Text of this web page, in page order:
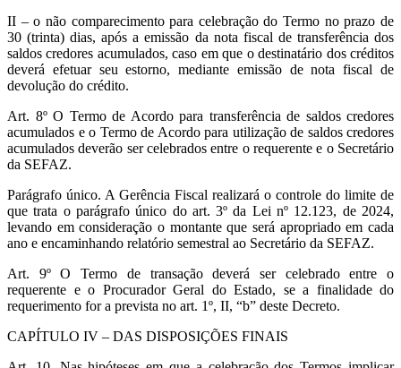
II – o não comparecimento para celebração do Termo no prazo de
30 (trinta) dias, após a emissão da nota fiscal de transferência dos
saldos credores acumulados, caso em que o destinatário dos créditos
deverá efetuar seu estorno, mediante emissão de nota fiscal de
devolução do crédito.
Art. 8º O Termo de Acordo para transferência de saldos credores
acumulados e o Termo de Acordo para utilização de saldos credores
acumulados deverão ser celebrados entre o requerente e o Secretário
da SEFAZ.
Parágrafo único. A Gerência Fiscal realizará o controle do limite de
que trata o parágrafo único do art. 3º da Lei nº 12.123, de 2024,
levando em consideração o montante que será apropriado em cada
ano e encaminhando relatório semestral ao Secretário da SEFAZ.
Art. 9º O Termo de transação deverá ser celebrado entre o
requerente e o Procurador Geral do Estado, se a finalidade do
requerimento for a prevista no art. 1º, II, “b” deste Decreto.
CAPÍTULO IV – DAS DISPOSIÇÕES FINAIS